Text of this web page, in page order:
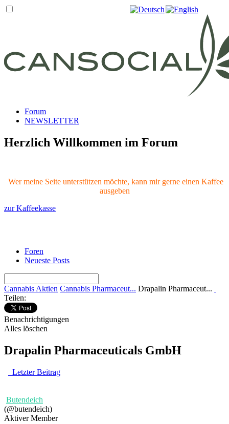
Forum
NEWSLETTER
Herzlich Willkommen im Forum
Wer meine Seite unterstützen möchte, kann mir gerne einen Kaffee
ausgeben
zur Kaffeekasse
Foren
Neueste Posts
Cannabis Aktien Cannabis Pharmaceut... Drapalin Pharmaceut...
Teilen:
Benachrichtigungen
Alles löschen
Drapalin Pharmaceuticals GmbH
Letzter Beitrag
Butendeich
(@butendeich)
Aktiver Member